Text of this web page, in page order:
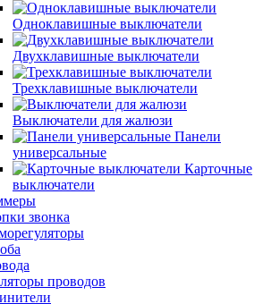
Одноклавишные выключатели
Двухклавишные выключатели
Трехклавишные выключатели
Выключатели для жалюзи
Панели
универсальные
Карточные
выключатели
звонка
проводов